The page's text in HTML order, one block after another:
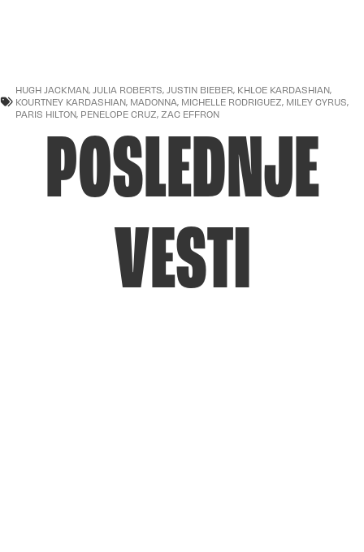
HUGH JACKMAN, JULIA ROBERTS, JUSTIN BIEBER, KHLOE KARDASHIAN,
KOURTNEY KARDASHIAN, MADONNA, MICHELLE RODRIGUEZ, MILEY CYRUS,
PARIS HILTON, PENELOPE CRUZ, ZAC EFFRON
POSLEDNJE
VESTI